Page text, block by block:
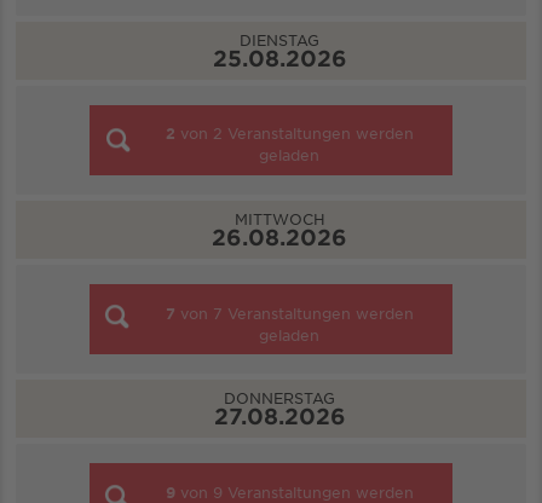
DIENSTAG
25.08.2026
2 von 2 Veranstaltungen werden
geladen
MITTWOCH
26.08.2026
7 von 7 Veranstaltungen werden
geladen
DONNERSTAG
27.08.2026
9 von 9 Veranstaltungen werden